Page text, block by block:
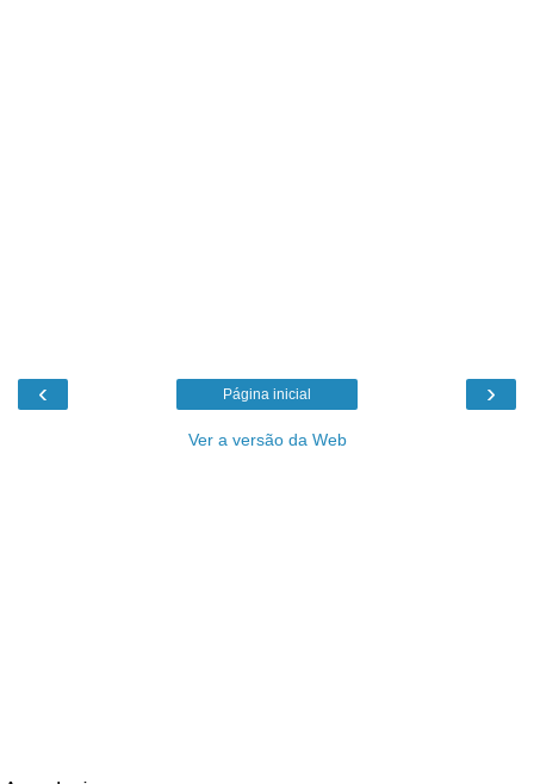
‹ ›
Página inicial
Ver a versão da Web